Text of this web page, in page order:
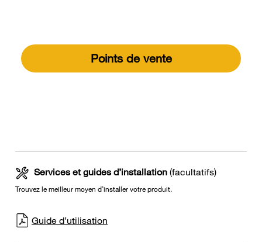
Points de vente
Services et guides d’installation (facultatifs)
Trouvez le meilleur moyen d’installer votre produit.
Guide d’utilisation